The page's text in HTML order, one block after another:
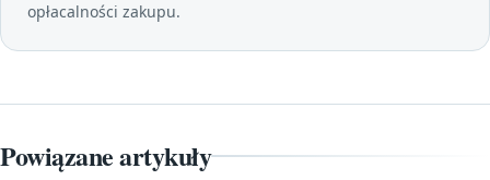
opłacalności zakupu.
Powiązane artykuły